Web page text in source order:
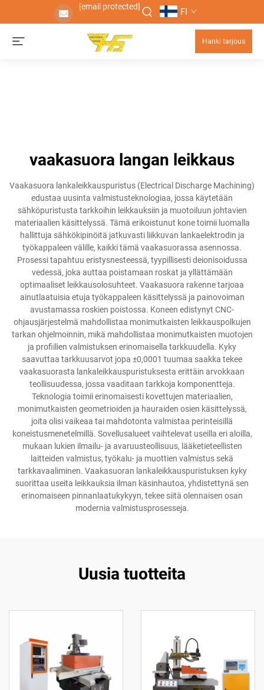
[email protected] FI
Hanki tarjous
vaakasuora langan leikkaus
Vaakasuora lankaleikkauspuristus (Electrical Discharge Machining)
edustaa uusinta valmistusteknologiaa, jossa käytetään
sähköpuristusta tarkkoihin leikkauksiin ja muotoiluun johtavien
materiaalien käsittelyssä. Tämä erikoistunut kone toimii luomalla
hallittuja sähkökipinöitä jatkuvasti liikkuvan lankaelektrodin ja
työkappaleen välille, kaikki tämä vaakasuorassa asennossa.
Prosessi tapahtuu eristysnesteessä, tyypillisesti deionisoidussa
vedessä, joka auttaa poistamaan roskat ja yllättämään
optimaaliset leikkausolosuhteet. Vaakasuora rakenne tarjoaa
ainutlaatuisia etuja työkappaleen käsittelyssä ja painovoiman
avustamassa roskien poistossa. Koneen edistynyt CNC-
ohjausjärjestelmä mahdollistaa monimutkaisten leikkauspolkujen
tarkan ohjelmoinnin, mikä mahdollistaa monimutkaisten muotojen
ja profiilien valmistuksen erinomaisella tarkkuudella. Kyky
saavuttaa tarkkuusarvot jopa ±0,0001 tuumaa saakka tekee
vaakasuorasta lankaleikkauspuristuksesta erittäin arvokkaan
teollisuudessa, jossa vaaditaan tarkkoja komponentteja.
Teknologia toimii erinomaisesti kovettujen materiaalien,
monimutkaisten geometrioiden ja hauraiden osien käsittelyssä,
joita olisi vaikeaa tai mahdotonta valmistaa perinteisillä
koneistusmenetelmillä. Sovellusalueet vaihtelevat useilla eri aloilla,
mukaan lukien ilmailu- ja avaruusteollisuus, lääketieteellisten
laitteiden valmistus, työkalu- ja muottien valmistus sekä
tarkkavaaliminen. Vaakasuoran lankaleikkauspuristuksen kyky
suorittaa useita leikkauksia ilman käsinhautoa, yhdistettynä sen
erinomaiseen pinnanlaatukykyyn, tekee siitä olennaisen osan
modernia valmistusprosesseja.
Uusia tuotteita